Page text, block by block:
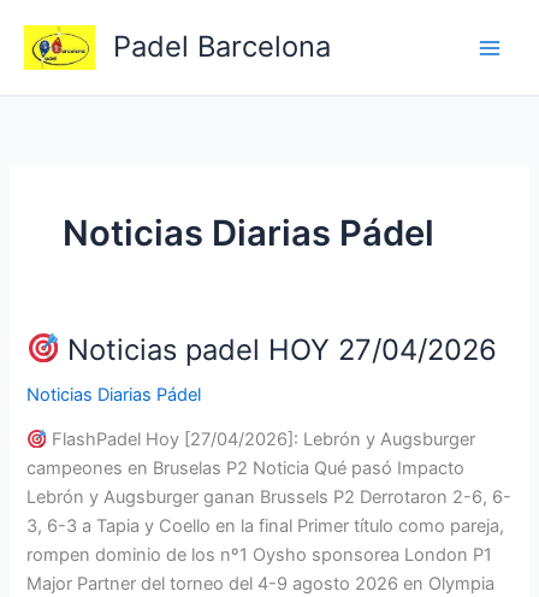
contenido
Padel Barcelona
Noticias Diarias Pádel
Noticias padel HOY 27/04/2026
Noticias Diarias Pádel
FlashPadel Hoy [27/04/2026]: Lebrón y Augsburger
campeones en Bruselas P2 Noticia Qué pasó Impacto
Lebrón y Augsburger ganan Brussels P2 Derrotaron 2-6, 6-
3, 6-3 a Tapia y Coello en la final Primer título como pareja,
rompen dominio de los nº1 Oysho sponsorea London P1
Major Partner del torneo del 4-9 agosto 2026 en Olympia